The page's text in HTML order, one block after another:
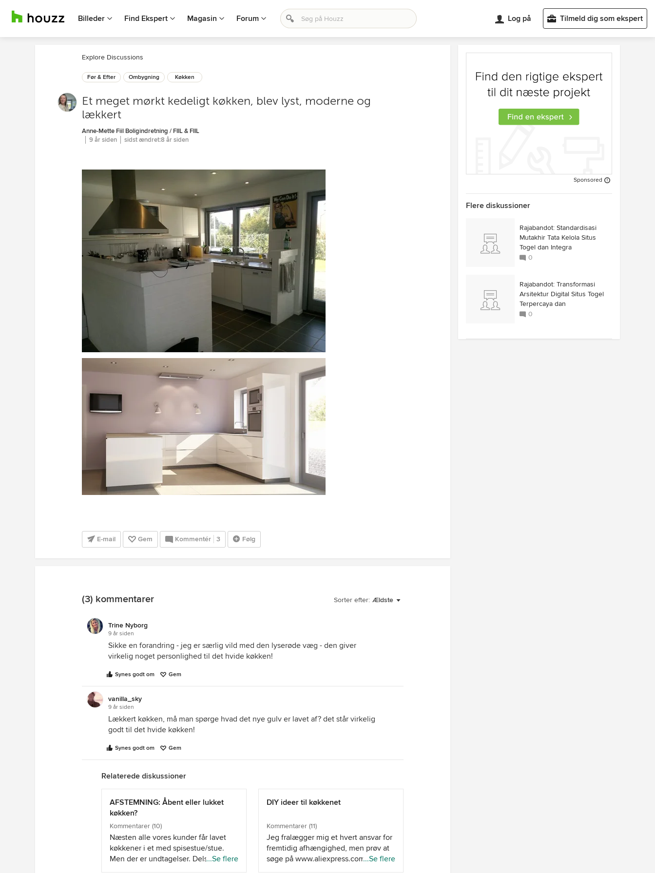
Billeder Find Ekspert Magasin Forum Log på Tilmeld dig som ekspert
Explore Discussions
Før & Efter Ombygning Køkken
Et meget mørkt kedeligt køkken, blev lyst, moderne og
lækkert
Anne-Mette Fiil Boligindretning / FIIL & FIIL
9 år siden
sidst ændret:8 år siden
E-mail Gem Kommentér 3 Følg
Sorter efter: Ældste
(3) kommentarer
Trine Nyborg
9 år siden
Sikke en forandring - jeg er særlig vild med den lyserøde væg - den giver
virkelig noget personlighed til det hvide køkken!
Synes godt om Gem
vanilla_sky
9 år siden
Lækkert køkken, må man spørge hvad det nye gulv er lavet af? det står virkelig
godt til det hvide køkken!
Synes godt om Gem
Relaterede diskussioner
AFSTEMNING: Åbent eller lukket
køkken?
Kommentarer (10)
Næsten alle vores kunder får lavet
køkkener i et med spisestue/stue.
Men der er undtagelser. Dels kommer
det an på hvad folk har plads til, og så
...Se flere
DIY ideer til køkkenet
Kommentarer (11)
Jeg fralægger mig et hvert ansvar for
fremtidig afhængighed, men prøv at
søge på www.aliexpress.com efter
wall stickers. Det er en kinesisk ebay
...Se flere
Sponsored
Flere diskussioner
Rajabandot: Standardisasi
Mutakhir Tata Kelola Situs
Togel dan Integra
0
Rajabandot: Transformasi
Arsitektur Digital Situs Togel
Terpercaya dan
0